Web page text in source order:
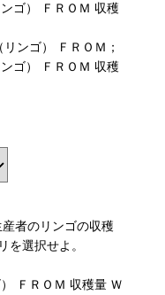
ゴ） ＦＲＯＭ 収穫
ンゴ） ＦＲＯＭ；
ゴ） ＦＲＯＭ 収穫
者のリンゴの収穫
を選択せよ。
ＦＲＯＭ 収穫量 Ｗ